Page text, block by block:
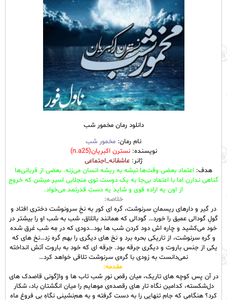
دانلود رمان مخمور شب
نام رمان: مخمور شب
نویسنده:نسترن اکبریان(n.a25)
ژانر: عاشقانه_اجتماعی
هدف: اعتماد بعضی وقت‌ها تیشه به ریشه انسان می‌زنه. بعضی از قربانی‌ها
گناهی ندارن اما با اعتماد بی‌جا به یک دوست توی منجلابی اسیر میشن که خروج
از اون یه اراده قوی و شاید یه دستِ قدرتمد می‌خواد.
خلاصه:
در گیر و دارهای ریسمانِ سرنوشت، گره ای کور به نخِ سرونوشت دختری افتاد و
گولِ گودالی عمیق را خورد… گودالی که همانند باتلاق، شب به شب او را بیشتر در
خود می‌کشید و چاره اش دود کردن شب ها بود…دودی که در مِه شب غرق شده
و گرهِ سرنوشت، از تاریکی بحره برد و نخ های دیگری را بهم گره زد…نخ های که
یکی از جنس باروت و دیگری جرقه بود. جرقه ای که خود به باروت آتش انداخته
نمی‌دانست به زودی با گره‌ی سرنوشت تلاقی خواهد کرد…
مقدمه:
در آن پس کوچه های تاریک، میان رقص نورِ شب تاب ها و واژگونی قاصدک های
دل‌شکسته، کدامین نگاه تار های رقصده‌ی موهایم را میان انگشتان باد، شکار
کرد؟ هنگامی که جام تنهایی را به دست گرفته و به هم‌نشینی نگاهِ بی فروغ ماه